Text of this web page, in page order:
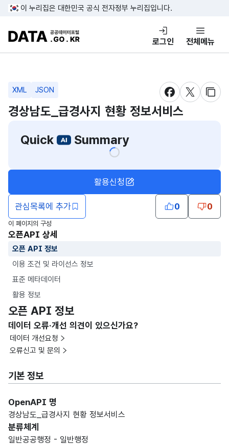
콘텐츠 바로가기
푸터 바로가기
이 누리집은 대한민국 공식 전자정부 누리집입니다.
DATA.GO.KR 공공데이터포털
로그인 전체메뉴
XML JSON
새창 열림새창 열림
새창
경상남도_급경사지 현황 정보서비스
Quick
Summary
관심목록에 추가
활용신청
0 0
이 페이지의 구성
오픈API 상세
오픈 API 정보
이용 조건 및 라이선스 정보
표준 메타데이터
활용 정보
오픈 API 정보
데이터 오류·개선 의견이 있으신가요?
데이터 개선요청
오류신고 및 문의
기본 정보
OpenAPI 명
경상남도_급경사지 현황 정보서비스
분류체계
일반공공행정 - 일반행정